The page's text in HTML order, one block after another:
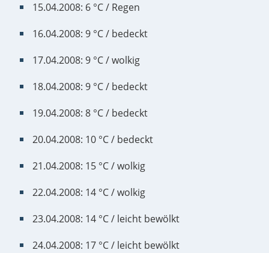
15.04.2008: 6 °C / Regen
16.04.2008: 9 °C / bedeckt
17.04.2008: 9 °C / wolkig
18.04.2008: 9 °C / bedeckt
19.04.2008: 8 °C / bedeckt
20.04.2008: 10 °C / bedeckt
21.04.2008: 15 °C / wolkig
22.04.2008: 14 °C / wolkig
23.04.2008: 14 °C / leicht bewölkt
24.04.2008: 17 °C / leicht bewölkt